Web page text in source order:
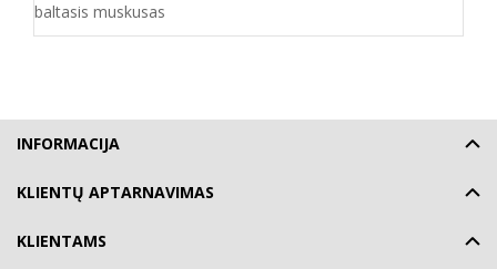
baltasis muskusas
INFORMACIJA
KLIENTŲ APTARNAVIMAS
KLIENTAMS